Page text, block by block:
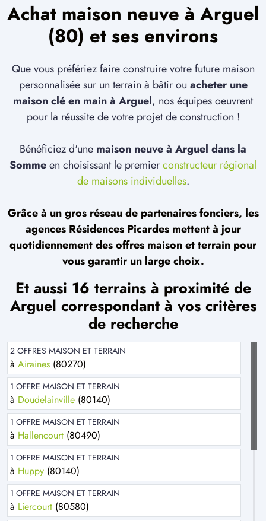
Achat maison neuve à Arguel
(80) et ses environs
Que vous préfériez faire construire votre future maison
personnalisée sur un terrain à bâtir ou acheter une
maison clé en main à Arguel, nos équipes oeuvrent
pour la réussite de votre projet de construction !
Bénéficiez d'une maison neuve à Arguel dans la
Sommeen choisissant le premierconstructeur régional
de maisons individuelles.
Grâce à un gros réseau de partenaires fonciers, les
agences Résidences Picardes mettent à jour
quotidiennement des offres maison et terrain pour
vous garantir un large choix.
Et aussi 16 terrains à proximité de
Arguel correspondant à vos critères
de recherche
2 OFFRES MAISON ET TERRAIN
à Airaines (80270)
1 OFFRE MAISON ET TERRAIN
à Doudelainville (80140)
1 OFFRE MAISON ET TERRAIN
à Hallencourt (80490)
1 OFFRE MAISON ET TERRAIN
à Huppy (80140)
1 OFFRE MAISON ET TERRAIN
à Liercourt (80580)